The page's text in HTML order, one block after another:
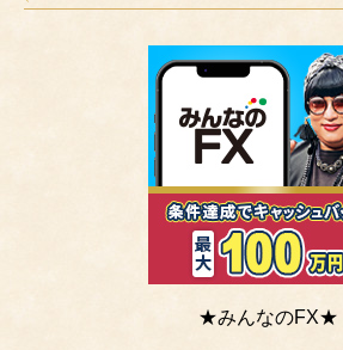
★みんなのFX★